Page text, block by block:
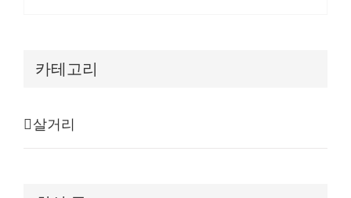
카테고리
살거리